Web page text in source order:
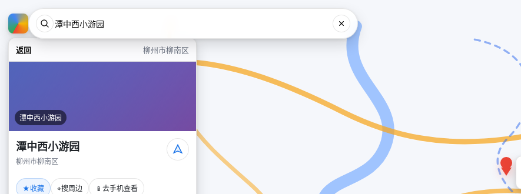
返回 柳州市柳南区
潭中西小游园
潭中西小游园
柳州市柳南区
★收藏 ⌖搜周边 📱 去手机查看